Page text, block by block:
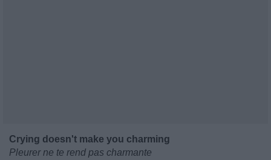
Crying doesn't make you charming
Pleurer ne te rend pas charmante